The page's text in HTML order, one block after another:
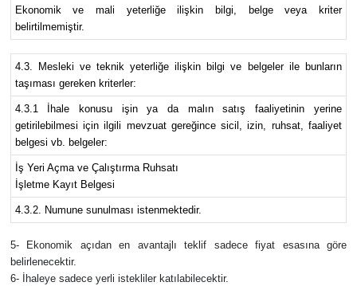
Ekonomik ve mali yeterliğe ilişkin bilgi, belge veya kriter
belirtilmemiştir.
4.3. Mesleki ve teknik yeterliğe ilişkin bilgi ve belgeler ile bunların
taşıması gereken kriterler:
4.3.1 İhale konusu işin ya da malın satış faaliyetinin yerine
getirilebilmesi için ilgili mevzuat gereğince sicil, izin, ruhsat, faaliyet
belgesi vb. belgeler:
İş Yeri Açma ve Çalıştırma Ruhsatı
İşletme Kayıt Belgesi
4.3.2. Numune sunulması istenmektedir.
5- Ekonomik açıdan en avantajlı teklif sadece fiyat esasına göre
belirlenecektir.
6- İhaleye sadece yerli istekliler katılabilecektir.